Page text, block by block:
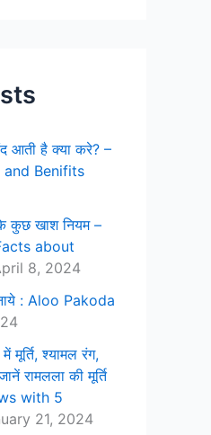
आती है क्या करे? –
and Benifits
कुछ खाश नियम –
about
8, 2024
: Aloo Pakoda
श्यामल रंग,
रामलला की मूर्ति
with 5
21, 2024